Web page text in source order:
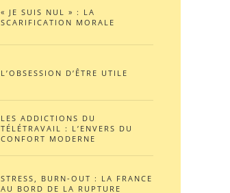
« JE SUIS NUL » : LA
SCARIFICATION MORALE
L’OBSESSION D’ÊTRE UTILE
LES ADDICTIONS DU
TÉLÉTRAVAIL : L’ENVERS DU
CONFORT MODERNE
STRESS, BURN-OUT : LA FRANCE
AU BORD DE LA RUPTURE